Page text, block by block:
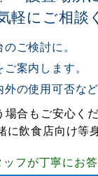
にご相談
ご検討に。
案内します。
の使用可否など
合もご安心く
飲食店向け等
ッフが丁寧にお